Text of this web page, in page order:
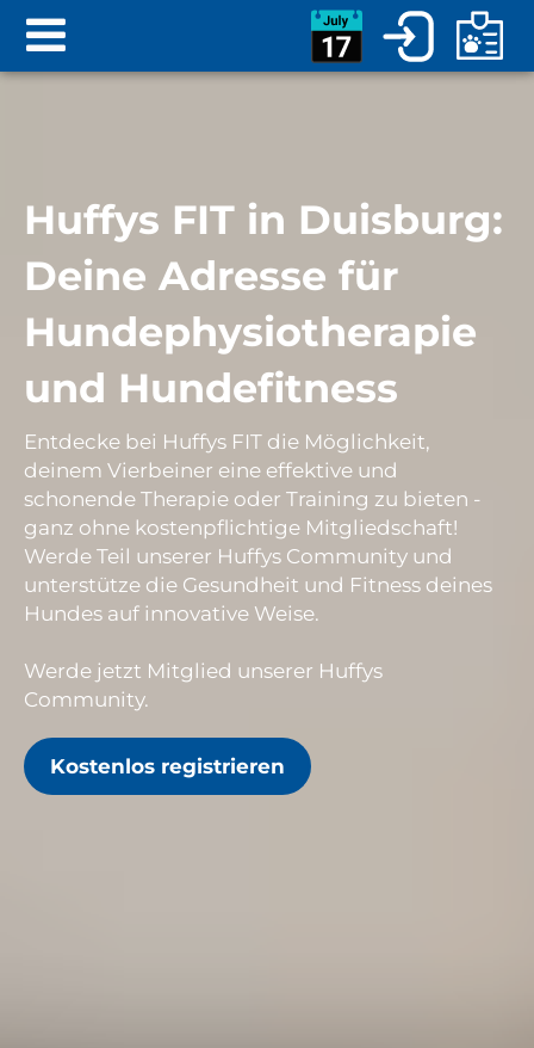
Huffys FIT in Duisburg:
Deine Adresse für
Hundephysiotherapie
und Hundefitness
Entdecke bei Huffys FIT die Möglichkeit,
deinem Vierbeiner eine effektive und
schonende Therapie oder Training zu bieten -
ganz ohne kostenpflichtige Mitgliedschaft!
Werde Teil unserer Huffys Community und
unterstütze die Gesundheit und Fitness deines
Hundes auf innovative Weise.
Werde jetzt Mitglied unserer Huffys
Community.
Kostenlos registrieren